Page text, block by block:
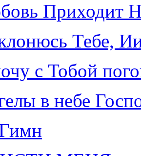
Приходит
Тебе,
с Тобой
в небе